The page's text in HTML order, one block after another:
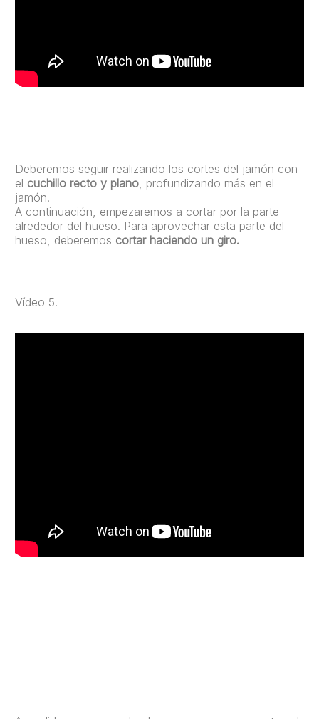
Deberemos seguir realizando los cortes del jamón con
el cuchillo recto y plano , profundizando más en el
jamón.
A continuación, empezaremos a cortar por la parte
alrededor del hueso. Para aprovechar esta parte del
hueso, deberemos cortar haciendo un giro.
Vídeo 5.